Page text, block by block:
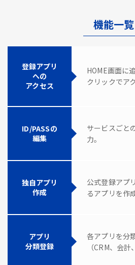
機能一覧
登録アプリ
への
アクセス
HOME画面に
クリックでア
ID/PASSの
編集
サービスごと
力。
独自アプリ
作成
公式登録アプ
るアプリを作
アプリ
分類登録
各アプリを分
（CRM、会計